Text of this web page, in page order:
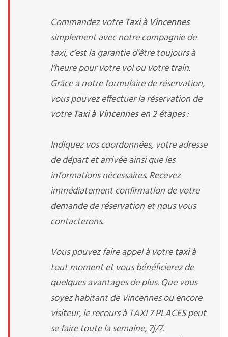
Commandez votre Taxi à Vincennes
simplement avec notre compagnie de
taxi, c’est la garantie d’être toujours à
l’heure pour votre vol ou votre train.
Grâce à notre formulaire de réservation,
vous pouvez effectuer la réservation de
votre Taxi à Vincennesen 2 étapes :
Indiquez vos coordonnées, votre adresse
de départ et arrivée ainsi que les
informations nécessaires. Recevez
immédiatement confirmation de votre
demande de réservation et nous vous
contacterons.
Vous pouvez faire appel à votretaxià
tout moment et vous bénéficierez de
quelques avantages de plus. Que vous
soyez habitant de Vincennes ou encore
visiteur, le recours à TAXI 7 PLACES peut
se faire toute la semaine, 7j/7.